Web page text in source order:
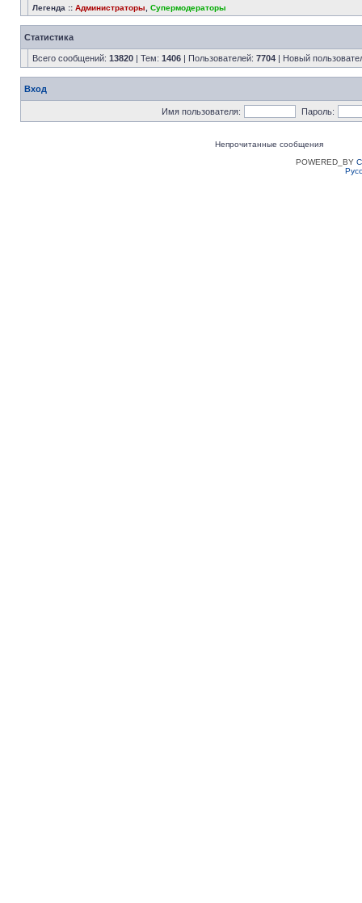
Легенда :: Администраторы Супермодераторы
Статистика
Всего сообщений: 13820 | Тем: 1406 | Пользователей: 7704 | Новый
Вход
Имя пользователя: Пароль:
Непрочитанные сообщения
POWERED_BY